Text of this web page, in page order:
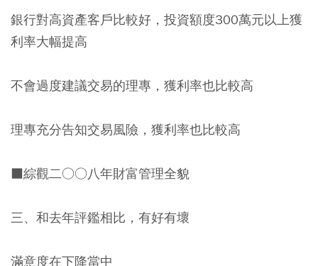
銀行對高資產客戶比較好，投資額度300萬元以上獲
利率大幅提高
不會過度建議交易的理專，獲利率也比較高
理專充分告知交易風險，獲利率也比較高
■綜觀二○○八年財富管理全貌
三、和去年評鑑相比，有好有壞
滿意度在下降當中